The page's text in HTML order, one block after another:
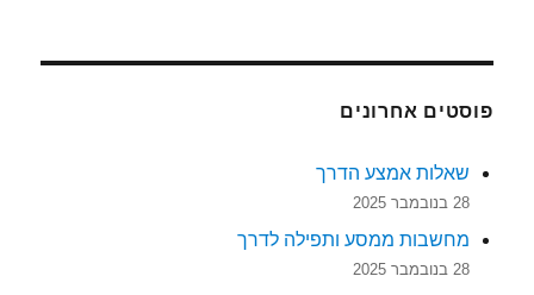
פוסטים אחרונים
שאלות אמצע הדרך
28 בנובמבר 2025
מחשבות ממסע ותפילה לדרך
28 בנובמבר 2025